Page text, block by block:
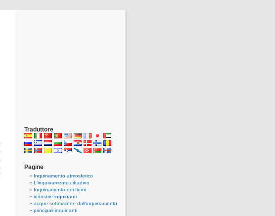
Traduttore
Pagine
Inquinamento atmosferico
L'inquinamento cittadino
Inquinamento dei fiumi
industrie inquinanti
acque sotterranee dall'inquinamento
principali inquinanti